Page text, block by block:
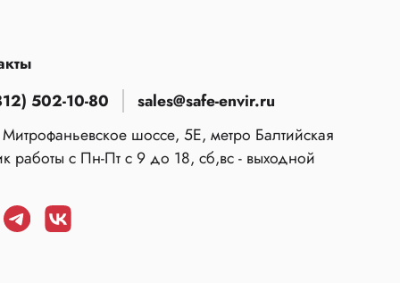
502-10-80
sales@safe-envir.ru
шоссе, 5Е, метро Балтийская
работы с Пн-Пт с 9 до 18, сб,вс - выходной